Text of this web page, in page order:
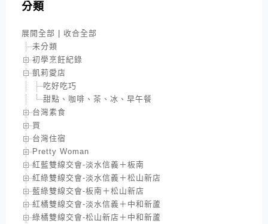
分類
展開全部
收合全部
未分類
初學烹飪紀錄
凱莉愛店
吃好吃巧
甜點、咖啡、茶、冰、早午餐
台灣素食
買
台灣住宿
Pretty Woman
紅藍雙線交會-淡水信義＋板南
紅綠雙線交會-淡水信義＋松山新店
藍綠雙線交會-板南＋松山新店
紅橘雙線交會-淡水信義＋中和新蘆
綠橘雙線交會-松山新店＋中和新蘆